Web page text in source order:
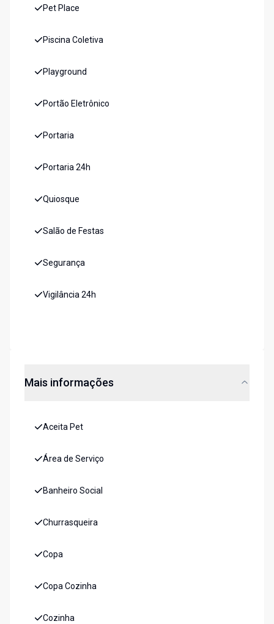
Pet Place
Piscina Coletiva
Playground
Portão Eletrônico
Portaria
Portaria 24h
Quiosque
Salão de Festas
Segurança
Vigilância 24h
Mais informações
Aceita Pet
Área de Serviço
Banheiro Social
Churrasqueira
Copa
Copa Cozinha
Cozinha